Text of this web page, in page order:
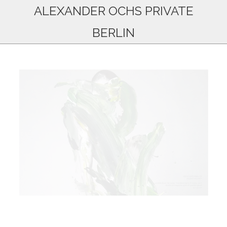
ALEXANDER OCHS PRIVATE
BERLIN